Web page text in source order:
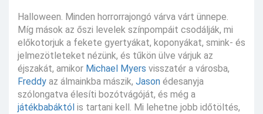
Halloween. Minden horrorrajongó várva várt ünnepe.
Míg mások az őszi levelek színpompáit csodálják, mi
előkotorjuk a fekete gyertyákat, koponyákat, smink- és
jelmezötleteket nézünk, és tűkön ülve várjuk az
éjszakát, amikor Michael Myers visszatér a városba,
Freddy az álmainkba mászik, Jason édesanyja
szólongatva élesíti bozótvágóját, és még a
játékbabáktól is tartani kell. Mi lehetne jobb időtöltés,